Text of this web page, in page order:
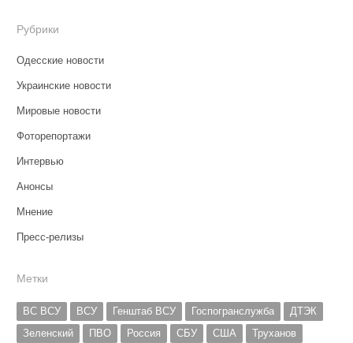
Рубрики
Одесские новости
Украинские новости
Мировые новости
Фоторепортажи
Интервью
Анонсы
Мнение
Пресс-релизы
Метки
ВС ВСУ ВСУ Генштаб ВСУ Госпогранслужба
ДТЭК
Зеленский
ПВО Россия СБУ США
Труханов